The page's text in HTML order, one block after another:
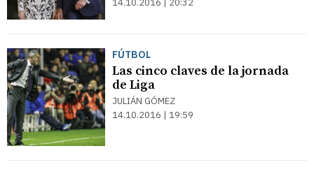
14.10.2016 | 20:32
FÚTBOL
Las cinco claves de la jornada
de Liga
JULIÁN GÓMEZ
14.10.2016 | 19:59